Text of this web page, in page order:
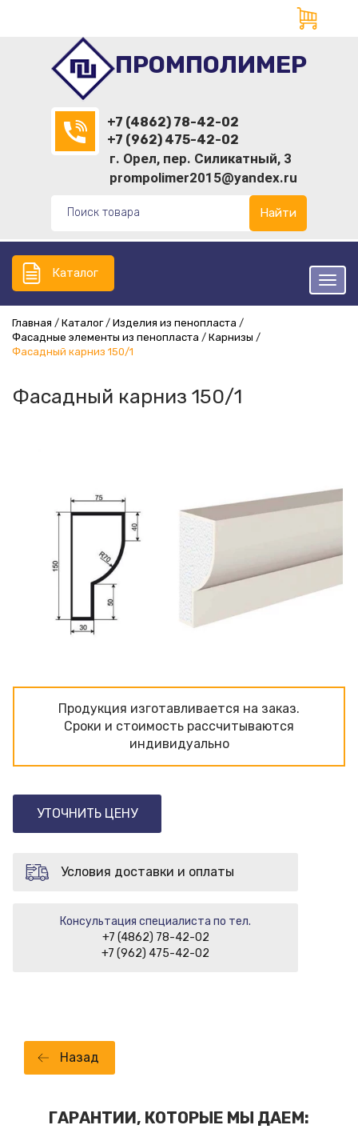
ПРОМПОЛИМЕР
+7 (4862) 78-42-02
+7 (962) 475-42-02
г. Орел, пер. Силикатный, 3
prompolimer2015@yandex.ru
Найти
Каталог
Главная Каталог
Изделия из пенопласта
Фасадные элементы из пенопласта
Карнизы
Фасадный карниз 150/1
Фасадный карниз 150/1
Продукция изготавливаeтся на заказ.
Сроки и стоимость рассчитываются
индивидуально
УТОЧНИТЬ ЦЕНУ
Условия доставки и оплаты
Консультация специалиста по тел.
+7 (4862) 78-42-02
+7 (962) 475-42-02
Назад
ГАРАНТИИ, КОТОРЫЕ МЫ ДАЕМ: